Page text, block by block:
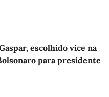
escolhido vice na
para presidente